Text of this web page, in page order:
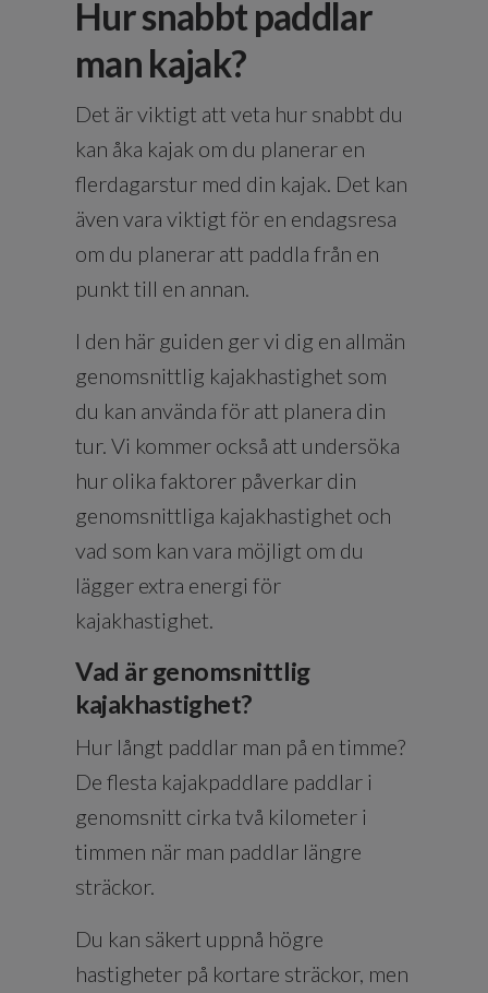
Hur snabbt paddlar
man kajak?
Det är viktigt att veta hur snabbt du
kan åka kajak om du planerar en
flerdagarstur med din kajak. Det kan
även vara viktigt för en endagsresa
om du planerar att paddla från en
punkt till en annan.
I den här guiden ger vi dig en allmän
genomsnittlig kajakhastighet som
du kan använda för att planera din
tur. Vi kommer också att undersöka
hur olika faktorer påverkar din
genomsnittliga kajakhastighet och
vad som kan vara möjligt om du
lägger extra energi för
kajakhastighet.
Vad är genomsnittlig
kajakhastighet?
Hur långt paddlar man på en timme?
De flesta kajakpaddlare paddlar i
genomsnitt cirka två kilometer i
timmen när man paddlar längre
sträckor.
Du kan säkert uppnå högre
hastigheter på kortare sträckor, men